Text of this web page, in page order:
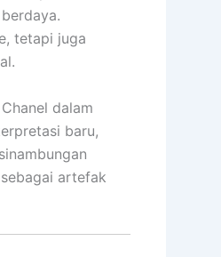
tetapi juga
dalam
baru,
artefak